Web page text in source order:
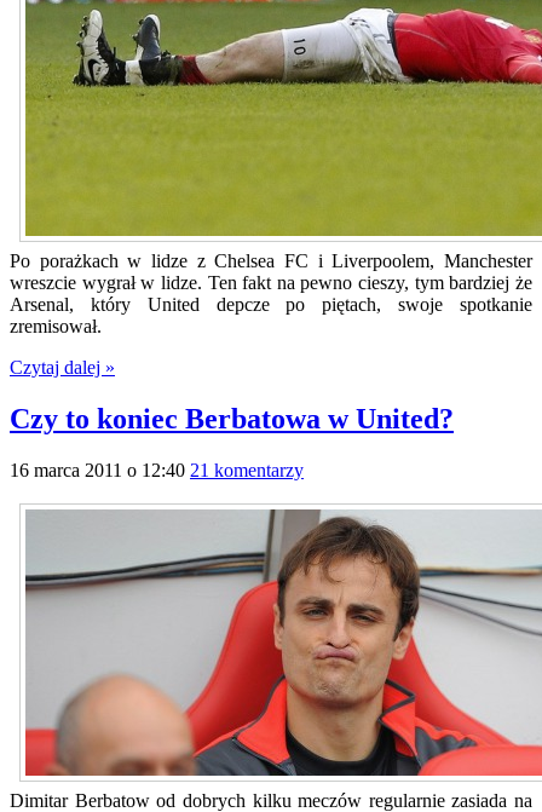
Po porażkach w lidze z Chelsea FC i Liverpoolem, Manchester
wreszcie wygrał w lidze. Ten fakt na pewno cieszy, tym bardziej że
Arsenal, który United depcze po piętach, swoje spotkanie
zremisował.
Czytaj dalej »
Czy to koniec Berbatowa w United?
16 marca 2011 o 12:40 21 komentarzy
Dimitar Berbatow od dobrych kilku meczów regularnie zasiada na